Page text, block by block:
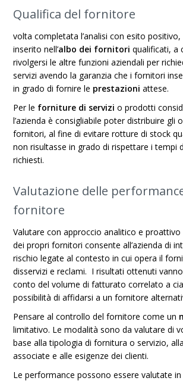
Qualifica del fornitore
volta completata l’analisi con esito
inserito nell’albo dei fornitoriqualificati, a
rivolgersi le altre funzioni aziendali per
servizi avendo la garanzia che i fornitori
in grado di fornire le prestazioni attese.
Per le forniture di servizi o prodotti
l’azienda è consigliabile poter distribuire gli
fornitori, al fine di evitare rotture di stock
non risultasse in grado di rispettare i tempi
richiesti.
Valutazione delle
fornitore
Valutare con approccio analitico e
dei propri fornitori consente all’azienda di
rischio legate al contesto in cui opera il
disservizi e reclami. I risultati ottenuti
conto del volume di fatturato correlato a
possibilità di affidarsi a un fornitore
Pensare al controllo del fornitore come un
limitativo. Le modalità sono da valutare di
base alla tipologia di fornitura o servizio,
associate e alle esigenze dei clienti.
Le performance possono essere valutate in